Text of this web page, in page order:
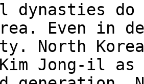
dynasties
Even in
North
Jong-il